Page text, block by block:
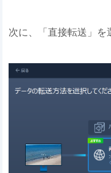
次に、「直接転送」を